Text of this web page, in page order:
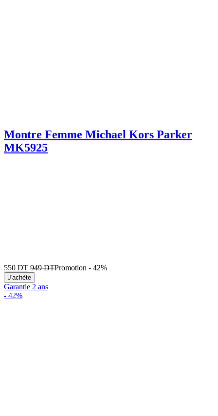
Montre Femme Michael Kors Parker
MK5925
550 DT 949DTPromotion - 42%
J'achète
Garantie 2 ans
- 42%